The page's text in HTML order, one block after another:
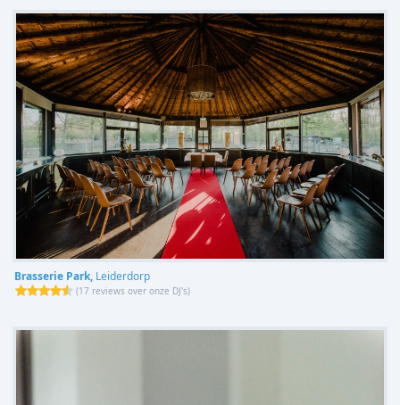
Brasserie Park, Leiderdorp
(17 reviews over onze DJ's)